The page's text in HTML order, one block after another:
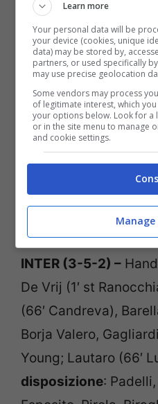
Ecco il tabellino di
valida per la 29°
INTER (3-5-2) –
De Vrij (1′ st
(66′ Candreva),
Borja Valero,
Young; Lautaro (66′
disposizione:
Learn more
Your personal data will be
your device (cookies, unique
data) may be stored by,
partners, or used specifically
may use precise geolocation
Some vendors may process
of legitimate interest, which
your options below. Look for a
or in the site menu to manage
and cookie settings.